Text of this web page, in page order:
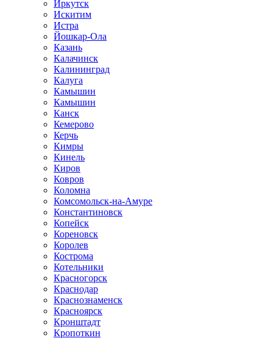
Иркутск
Искитим
Истра
Йошкар-Ола
Казань
Калачинск
Калининград
Калуга
Камышин
Камышин
Канск
Кемерово
Керчь
Кимры
Кинель
Киров
Ковров
Коломна
Комсомольск-на-Амуре
Константиновск
Копейск
Кореновск
Королев
Кострома
Котельники
Красногорск
Краснодар
Краснознаменск
Красноярск
Кронштадт
Кропоткин